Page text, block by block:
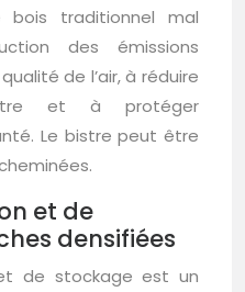
traditionnel mal
des émissions
de l’air, à réduire
et à protéger
Le bistre peut être
et de
densifiées
de stockage est un